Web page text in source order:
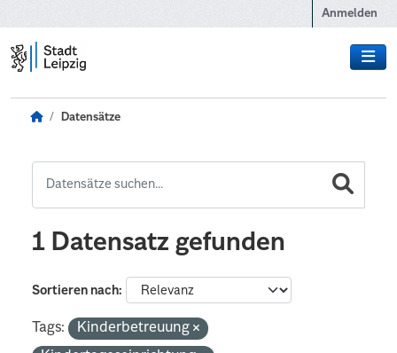
Anmelden
Datensätze
1 Datensatz gefunden
Sortieren nach
Tags:
Kinderbetreuung